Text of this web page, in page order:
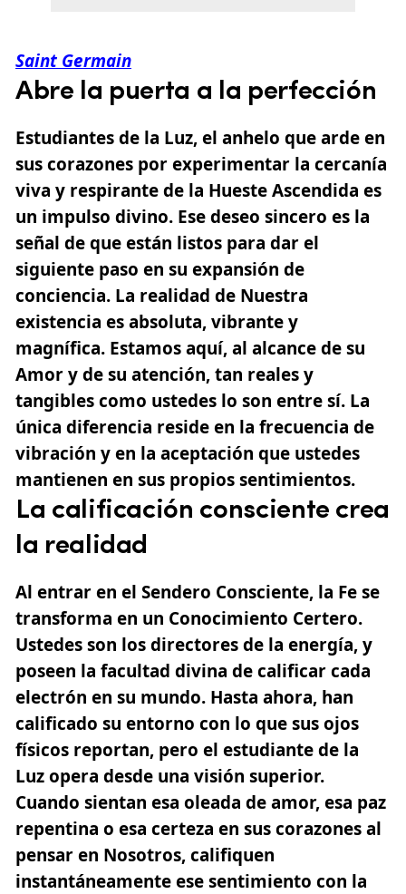
Saint Germain
Abre la puerta a la perfección
Estudiantes de la Luz, el anhelo que arde en
sus corazones por experimentar la cercanía
viva y respirante de la Hueste Ascendida es
un impulso divino. Ese deseo sincero es la
señal de que están listos para dar el
siguiente paso en su expansión de
conciencia. La realidad de Nuestra
existencia es absoluta, vibrante y
magnífica. Estamos aquí, al alcance de su
Amory de su atención, tan reales y
tangibles como ustedes lo son entre sí. La
única diferencia reside en la frecuencia de
vibración y en la aceptación que ustedes
mantienen en sus propios sentimientos.
La calificación consciente crea
la realidad
Al entrar en el Sendero Consciente, la Fe se
transforma en un Conocimiento Certero.
Ustedes son los directores de la energía, y
poseen la facultad divina de calificar cada
electrón en su mundo. Hasta ahora, han
calificado su entorno con lo que sus ojos
físicos reportan, pero el estudiante de la
Luz opera desde una visión superior.
Cuando sientan esa oleada de amor, esa paz
repentina o esa certeza en sus corazones al
pensar en Nosotros, califiquen
instantáneamente ese sentimiento con la